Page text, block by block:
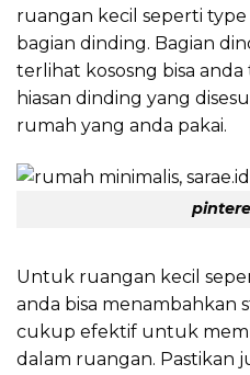
ruangan kecil seperti type
bagian dinding. Bagian
terlihat kososng bisa
hiasan dinding yang
rumah yang anda pakai.
Untuk ruangan kecil
anda bisa menambahkan
cukup efektif untuk
dalam ruangan. Pastikan